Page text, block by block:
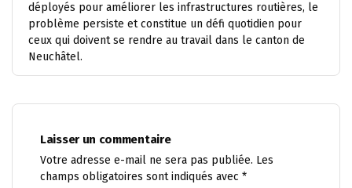
déployés pour améliorer les infrastructures routières, le
problème persiste et constitue un défi quotidien pour
ceux qui doivent se rendre au travail dans le canton de
Neuchâtel.
Laisser un commentaire
Votre adresse e-mail ne sera pas publiée. Les
champs obligatoires sont indiqués avec *